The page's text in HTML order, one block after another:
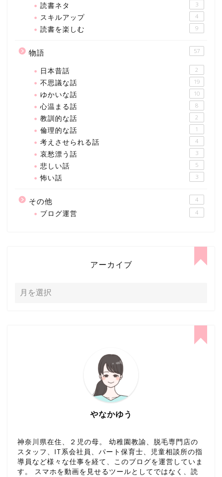
読書ネタ 3
スキルアップ 4
読書を楽しむ 9
物語 57
日本昔話 2
不思議な話 19
ゆかいな話 10
心温まる話 8
教訓的な話 2
倫理的な話 1
考えさせられる話 4
哀愁漂う話 3
悲しい話 5
怖い話 3
その他 4
ブログ運営 4
アーカイブ
やなかゆう
神奈川県在住、２児の母。 幼稚園教諭、脱毛専門店の
スタッフ、IT系会社員、パート保育士、児童相談所の指
導員など様々な仕事を経て、このブログを運営していま
す。 スマホを動画を見せるツールとしてではなく、読